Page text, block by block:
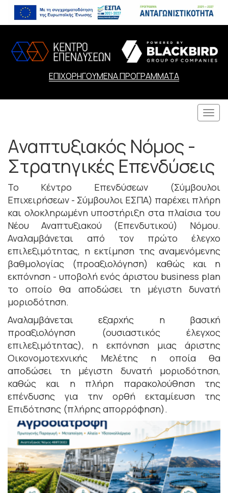
ΕΠΙΧΟΡΗΓΟΥΜΕΝΑ ΠΡΟΓΡΑΜΜΑΤΑ
Αναπτυξιακός Νόμος -
Στρατηγικές Επενδύσεις
Το Κέντρο Επενδύσεων (Σύμβουλοι
Επιχειρήσεων - Σύμβουλοι ΕΣΠΑ) παρέχει πλήρη
και ολοκληρωμένη υποστήριξη στα πλαίσια του
Νέου Αναπτυξιακού (Επενδυτικού) Νόμου.
Αναλαμβάνεται από τον πρώτο έλεγχο
επιλεξιμότητας, η εκτίμηση της αναμενόμενης
βαθμολογίας (προαξιολόγηση) καθώς και η
εκπόνηση - υποβολή ενός άριστου business plan
το οποίο θα αποδώσει τη μέγιστη δυνατή
μοριοδότηση.
Αναλαμβάνεται εξαρχής η βασική
προαξιολόγηση (ουσιαστικός έλεγχος
επιλεξιμότητας), η εκπόνηση μιας άριστης
Οικονομοτεχνικής Μελέτης η οποία θα
αποδώσει τη μέγιστη δυνατή μοριοδότηση,
καθώς και η πλήρη παρακολούθηση της
επένδυσης για την ορθή εκταμίευση της
Επιδότησης (πλήρης απορρόφηση).